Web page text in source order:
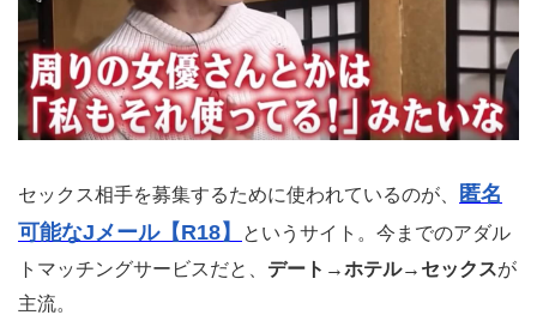
セックス相手を募集するために使われているのが、
匿名
可能なJメール【R18】
というサイト。今までのアダル
トマッチングサービスだと、 デート→ホテル→セックスが
主流。